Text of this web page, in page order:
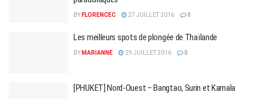
BY FLORENCEC 27 JUILLET 2016 0
Les meilleurs spots de plongée de Thaïlande
BY MARIANNE 29 JUILLET 2016 0
[PHUKET] Nord-Ouest – Bangtao, Surin et Kamala